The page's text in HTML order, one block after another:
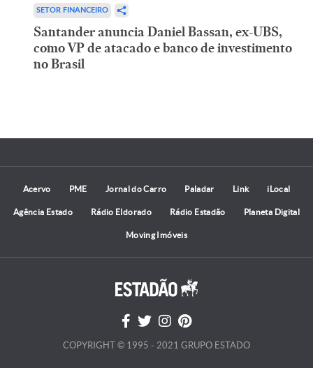
SETOR FINANCEIRO
Santander anuncia Daniel Bassan, ex-UBS,
como VP de atacado e banco de investimento
no Brasil
Acervo PME Jornal do Carro Paladar Link iLocal
Agência Estado Rádio Eldorado Rádio Estadão Planeta Digital
Moving Imóveis
COPYRIGHT © 1995 - 2021 GRUPO ESTADO